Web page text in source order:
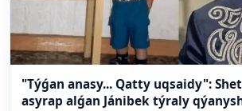
"Týǵan anasy... Qatty uqsaidy":
asyrap alǵan Jánibek týraly